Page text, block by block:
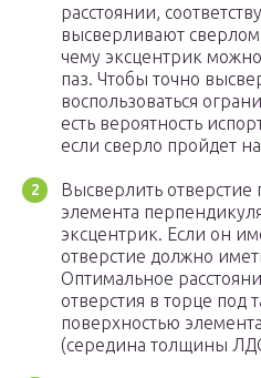
расстоянии,
высверливают
чему эксцентрик
паз. Чтобы точно
воспользоваться
есть вероятность
если сверло пройдет
Высверлить отверстие
элемента
эксцентрик. Если он
отверстие должно
Оптимальное
отверстия в торце под
поверхностью
(середина толщины